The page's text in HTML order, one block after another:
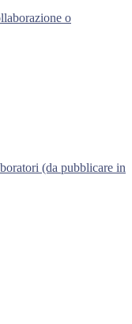
o
(da pubblicare in